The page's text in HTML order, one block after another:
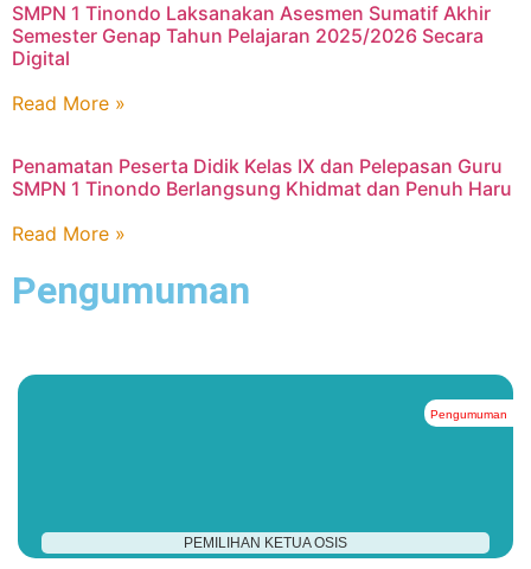
SMPN 1 Tinondo Laksanakan Asesmen Sumatif Akhir
Semester Genap Tahun Pelajaran 2025/2026 Secara
Digital
Read More »
Penamatan Peserta Didik Kelas IX dan Pelepasan Guru
SMPN 1 Tinondo Berlangsung Khidmat dan Penuh Haru
Read More »
Pengumuman
Pengumuman
PEMILIHAN KETUA OSIS